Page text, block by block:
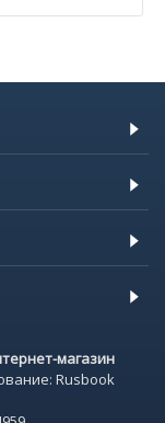
магазин
Rusbook